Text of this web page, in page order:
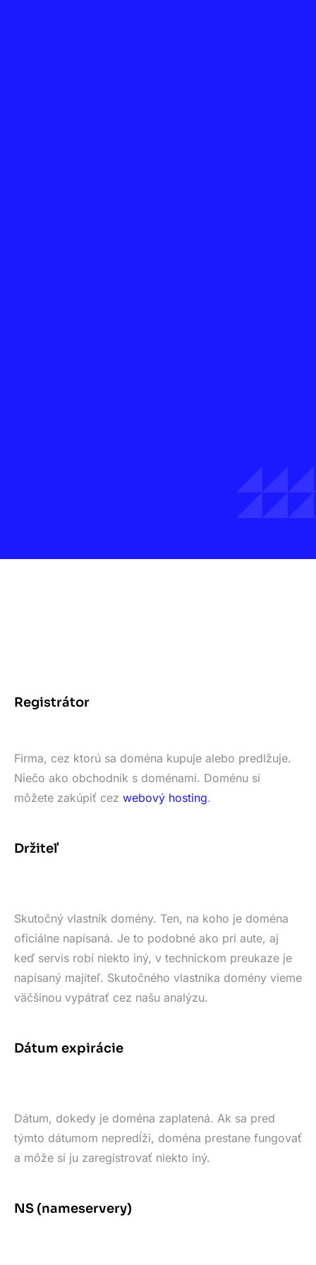
Registrátor
Firma, cez ktorú sa doména kupuje alebo predlžuje.
Niečo ako obchodník s doménami. Doménu si
môžete zakúpiť cez webový hosting.
Držiteľ
Skutočný vlastník domény. Ten, na koho je doména
oficiálne napísaná. Je to podobné ako pri aute, aj
keď servis robí niekto iný, v technickom preukaze je
napísaný majiteľ. Skutočného vlastníka domény vieme
väčšinou vypátrať cez našu analýzu.
Dátum expirácie
Dátum, dokedy je doména zaplatená. Ak sa pred
týmto dátumom nepredĺži, doména prestane fungovať
a môže si ju zaregistrovať niekto iný.
NS (nameservery)